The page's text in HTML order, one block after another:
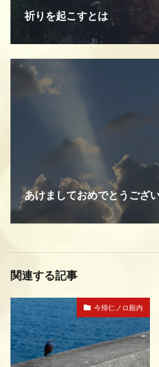
祈りを起こすとは
あけましておめでとうござ
関連する記事
今帰仁ノロ殿内